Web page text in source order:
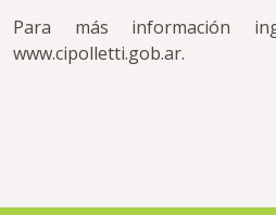
Para más información
www.cipolletti.gob.ar.